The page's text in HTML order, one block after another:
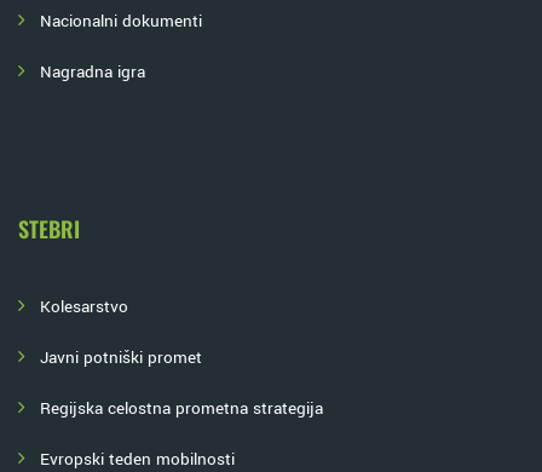
Nacionalni dokumenti
Nagradna igra
STEBRI
Kolesarstvo
Javni potniški promet
Regijska celostna prometna strategija
Evropski teden mobilnosti